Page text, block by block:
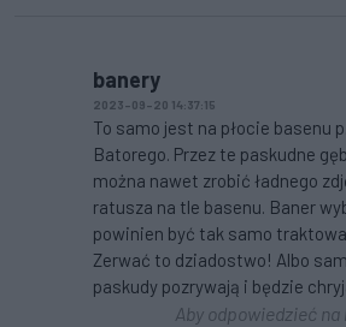
banery
2023-09-20 14:37:15
To samo jest na płocie basenu
Batorego. Przez te paskudne
można nawet zrobić ładnego
ratusza na tle basenu. Baner
powinien być tak samo
Zerwać to dziadostwo! Albo
paskudy pozrywają i będzie
Aby odpowiedzieć